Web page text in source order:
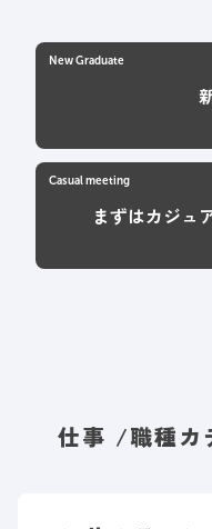
New Graduate
Casual meeting
まずはカジュ
仕事 /職種カ